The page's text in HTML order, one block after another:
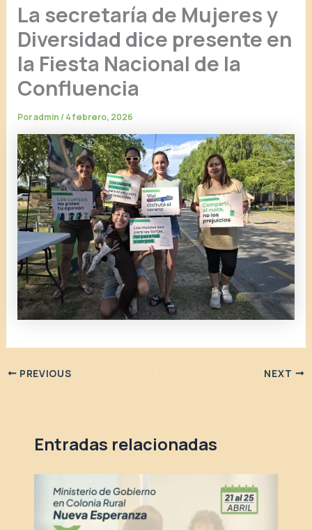
La secretaría de Mujeres y
Diversidad dice presente en
la Fiesta Nacional de la
Confluencia
Poradmin/4 febrero, 2026
PREVIOUS NEXT
Entradas relacionadas